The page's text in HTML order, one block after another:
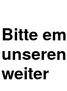
Bitte
weiter